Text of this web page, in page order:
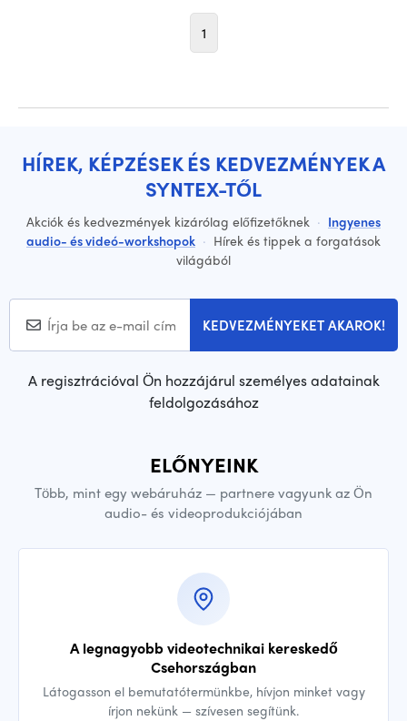
1
HÍREK, KÉPZÉSEK ÉS KEDVEZMÉNYEK A
SYNTEX-TŐL
Akciók és kedvezmények kizárólag előfizetőknek · Ingyenes
audio- és videó-workshopok · Hírek és tippek a forgatások
világából
KEDVEZMÉNYEKET AKAROK!
A regisztrációval Ön hozzájárul személyes adatainak
feldolgozásához
ELŐNYEINK
Több, mint egy webáruház — partnere vagyunk az Ön
audio- és videoprodukciójában
A legnagyobb videotechnikai kereskedő
Csehországban
Látogasson el bemutatótermünkbe, hívjon minket vagy
írjon nekünk — szívesen segítünk.